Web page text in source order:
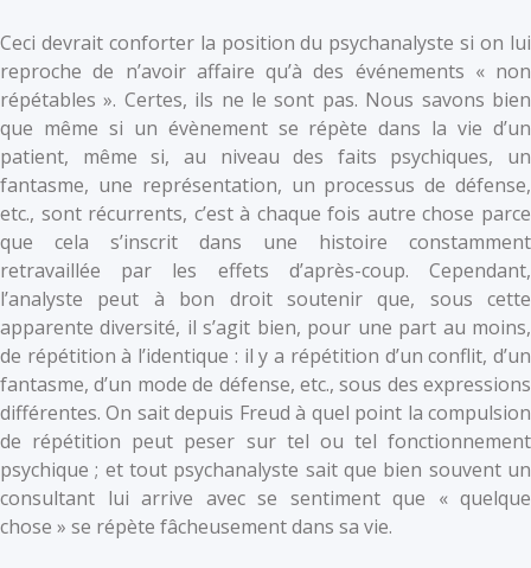
Ceci devrait conforter la position du psychanalyste si on lui
reproche de n’avoir affaire qu’à des événements « non
répétables ». Certes, ils ne le sont pas. Nous savons bien
que même si un évènement se répète dans la vie d’un
patient, même si, au niveau des faits psychiques, un
fantasme, une représentation, un processus de défense,
etc., sont récurrents, c’est à chaque fois autre chose parce
que cela s’inscrit dans une histoire constamment
retravaillée par les effets d’après-coup. Cependant,
l’analyste peut à bon droit soutenir que, sous cette
apparente diversité, il s’agit bien, pour une part au moins,
de répétition à l’identique : il y a répétition d’un conflit, d’un
fantasme, d’un mode de défense, etc., sous des expressions
différentes. On sait depuis Freud à quel point la compulsion
de répétition peut peser sur tel ou tel fonctionnement
psychique ; et tout psychanalyste sait que bien souvent un
consultant lui arrive avec se sentiment que « quelque
chose » se répète fâcheusement dans sa vie.